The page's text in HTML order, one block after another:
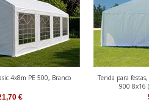
4x8m PE 500, Branco
€
Tenda para
900 8x16